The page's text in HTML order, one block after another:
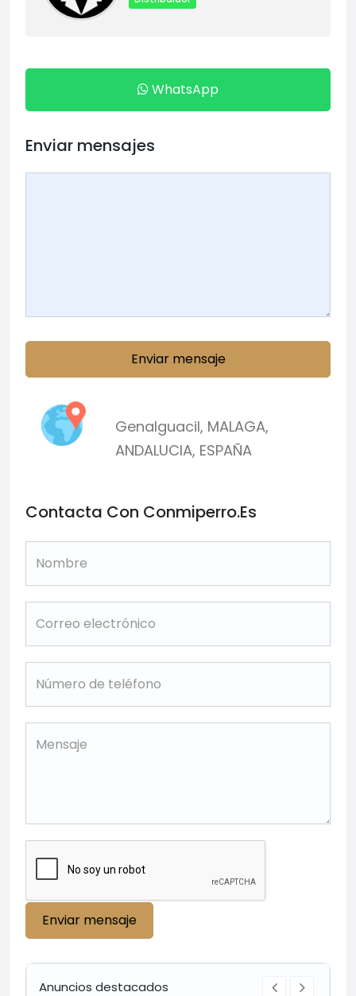
WhatsApp
Enviar mensajes
Enviar mensaje
Genalguacil, MALAGA,
ANDALUCIA, ESPAÑA
Contacta Con Conmiperro.es
Enviar mensaje
Anuncios destacados